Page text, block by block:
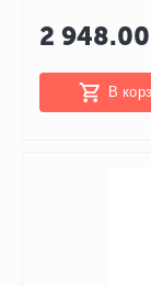
2 948.00
В